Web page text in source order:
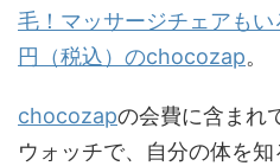
毛！マッサージチェアも
円（税込）のchocozap。
chocozapの会費に含まれ
ウォッチで、自分の体を